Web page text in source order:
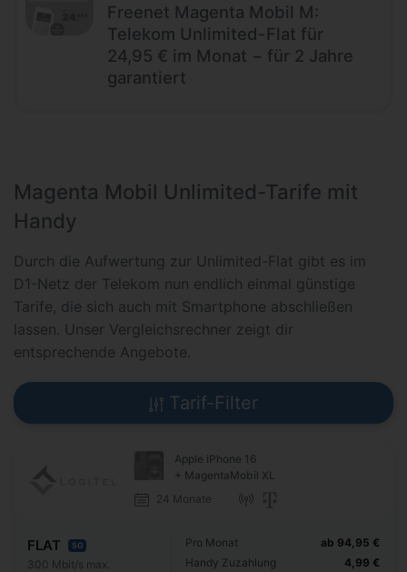
Freenet Magenta Mobil M:
Telekom Unlimited-Flat für
24,95 € im Monat − für 2 Jahre
garantiert
Magenta Mobil Unlimited-Tarife mit
Handy
Durch die Aufwertung zur Unlimited-Flat gibt es im
D1-Netz der Telekom nun endlich einmal günstige
Tarife, die sich auch mit Smartphone abschließen
lassen. Unser Vergleichsrechner zeigt dir
entsprechende Angebote.
Tarif-Filter
Apple iPhone 16
+ MagentaMobil XL
24 Monate
FLAT 5G
300 Mbit/s max.
Pro Monat
Handy Zuzahlung
ab 94,95 €
4,99 €